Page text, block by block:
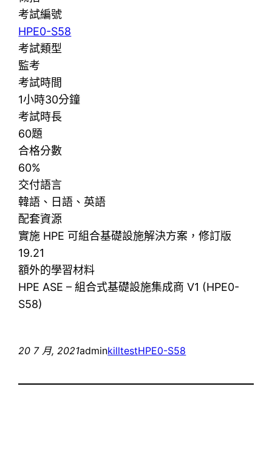
考試編號
HPE0-S58
考試類型
監考
考試時間
1小時30分鐘
考試時長
60題
合格分數
60%
交付語言
韓語、日語、英語
配套資源
實施 HPE 可組合基礎設施解決方案，修訂版
19.21
額外的學習材料
HPE ASE – 組合式基礎設施集成商 V1 (HPE0-
S58)
20 7 月, 2021adminkilltestHPE0-S58